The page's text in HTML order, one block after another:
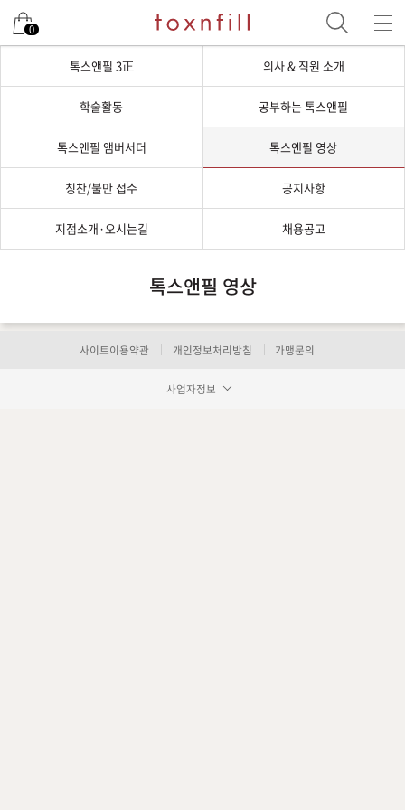
0
톡스앤필 3正 의사 & 직원 소개
학술활동 공부하는 톡스앤필
톡스앤필 앰버서더 톡스앤필 영상
칭찬/불만 접수 공지사항
지점소개·오시는길 채용공고
톡스앤필 영상
사이트이용약관 개인정보처리방침 가맹문의
사업자정보